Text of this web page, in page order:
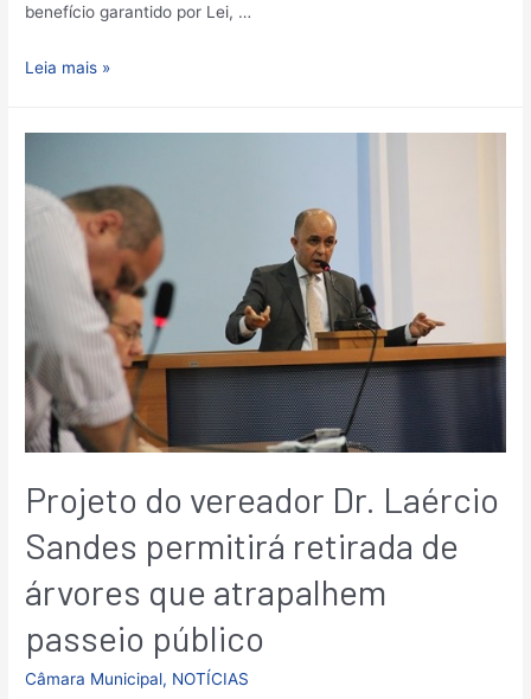
benefício garantido por Lei, …
Leia mais »
Projeto do vereador Dr. Laércio
Sandes permitirá retirada de
árvores que atrapalhem
passeio público
Câmara Municipal, NOTÍCIAS